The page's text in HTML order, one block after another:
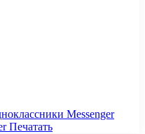
Messenger
Печатать